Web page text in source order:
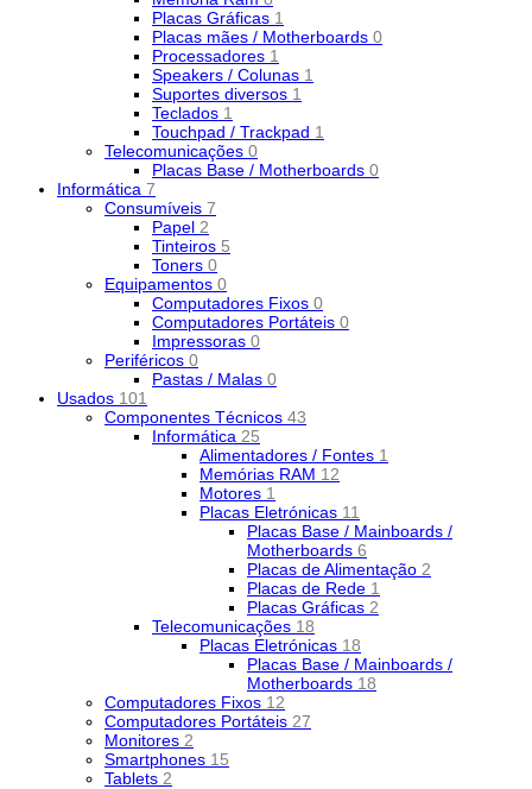
Placas Gráficas 1
Placas mães / Motherboards 0
Processadores 1
Speakers / Colunas 1
Suportes diversos 1
Teclados 1
Touchpad / Trackpad 1
Telecomunicações 0
Placas Base / Motherboards 0
Informática 7
Consumíveis 7
Papel 2
Tinteiros 5
Toners 0
Equipamentos 0
Computadores Fixos 0
Computadores Portáteis 0
Impressoras 0
Periféricos 0
Pastas / Malas 0
Usados 101
Componentes Técnicos 43
Informática 25
Alimentadores / Fontes 1
Memórias RAM 12
Motores 1
Placas Eletrónicas 11
Placas Base / Mainboards /
Motherboards 6
Placas de Alimentação 2
Placas de Rede 1
Placas Gráficas 2
Telecomunicações 18
Placas Eletrónicas 18
Placas Base / Mainboards /
Motherboards 18
Computadores Fixos 12
Computadores Portáteis 27
Monitores 2
Smartphones 15
Tablets 2